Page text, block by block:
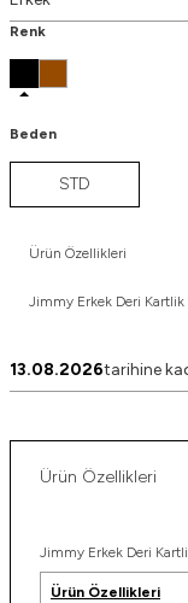
Renk
Beden
STD
Ürün Özellikleri
Jimmy Erkek Deri Kartlik
13.08.2026tarihine
Ürün Özellikleri
Jimmy Erkek Deri
Ürün Özellikleri